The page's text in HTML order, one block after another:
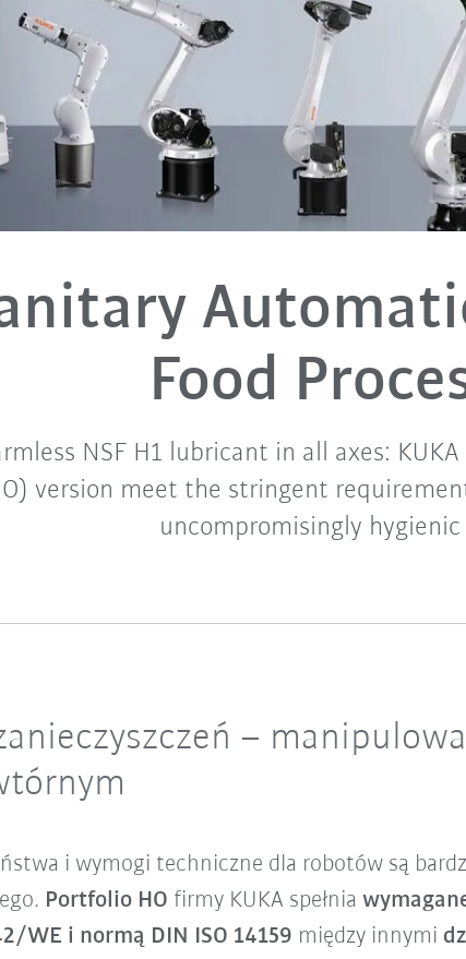
Food
NSF H1 lubricant in all axes:
version meet the stringent
uncompromisingly
–
i wymogi techniczne dla robotów są
Portfolio HO firmy KUKA spełnia
WE i normą DIN ISO 14159 między innymi